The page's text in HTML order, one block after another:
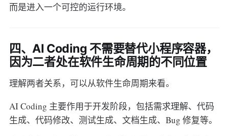
而是进入一个可控的运行环境。
四、AI Coding 不需要替代小程序容器，
因为二者处在软件生命周期的不同位置
理解两者关系，可以从软件生命周期来看。
AI Coding 主要作用于开发阶段，包括需求理解、代码
生成、代码修改、测试生成、文档生成、Bug 修复等。